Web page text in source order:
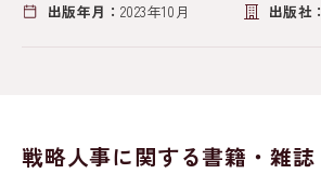
出版年月： 2023年10月 出版社：
戦略人事に関する書籍・雑誌